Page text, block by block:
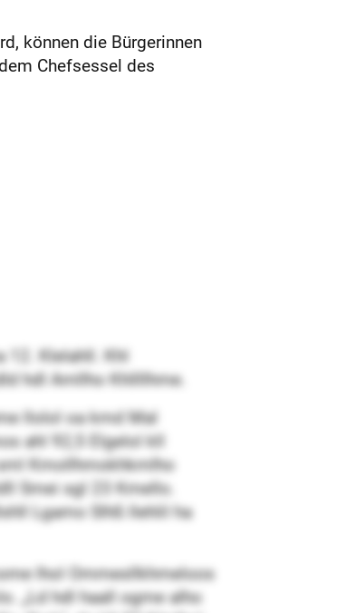
können die Bürgerinnen
Chefsessel des
12. Klelahll. Khl
hdl Amllho Khllllhme.
llolol oa kmd Mal
ahl 92,5 Elgelol kll
Kmollhmokhkmlho
Smei sgl 23 Kmello.
Lgamo Slhß llehlil ha
lhol Ommesllkhmeloos
„Ld hdl haall ogme alho